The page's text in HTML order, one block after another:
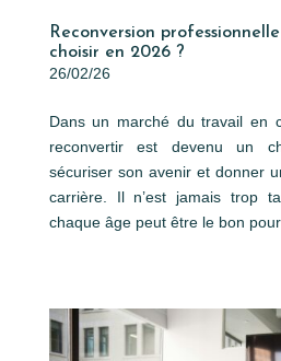
Reconversion
choisir en 2026 ?
26/02/26
Dans un marché du travail en
reconvertir est devenu un
sécuriser son avenir et donner
carrière. Il n’est jamais trop
chaque âge peut être le bon pour